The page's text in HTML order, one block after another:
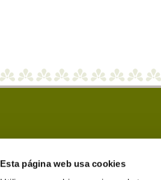
Esta página web usa cookies